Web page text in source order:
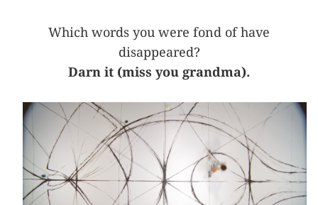
Which words you were fond of have
disappeared?
Darn it (miss you grandma).